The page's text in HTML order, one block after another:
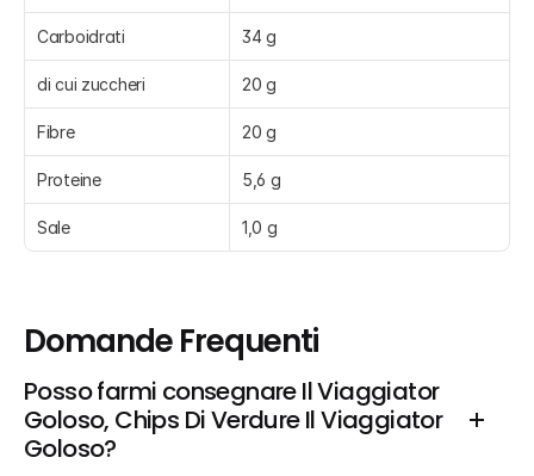
Carboidrati 34 g
di cui zuccheri 20 g
Fibre 20 g
Proteine 5,6 g
Sale 1,0 g
Domande Frequenti
Posso farmi consegnare Il Viaggiator
Goloso, Chips Di Verdure Il Viaggiator
Goloso?